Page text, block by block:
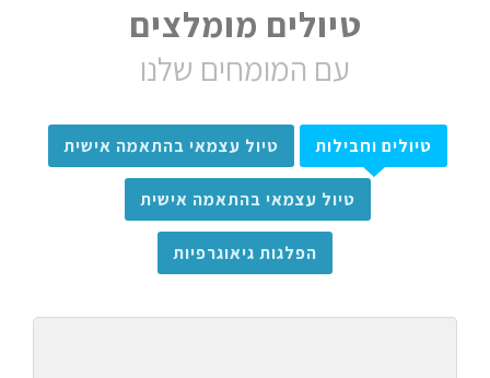
טיולים מומלצים
עם המומחים שלנו
טיולים וחבילות טיול עצמאי בהתאמה אישית
טיול עצמאי בהתאמה אישית
הפלגות גיאוגרפיות